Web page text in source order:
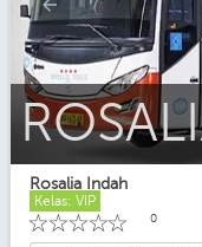
Rosalia Indah
Kelas: VIP
☆
☆
☆
☆
☆ 0